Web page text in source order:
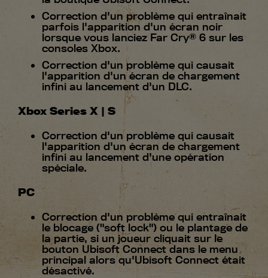
Correction d'un problème qui entraînait
parfois l'apparition d'un écran noir
lorsque vous lanciez Far Cry® 6 sur les
consoles Xbox.
Correction d'un problème qui causait
l'apparition d'un écran de chargement
infini au lancement d'un DLC.
Xbox Series X | S
Correction d'un problème qui causait
l'apparition d'un écran de chargement
infini au lancement d'une opération
spéciale.
PC
Correction d'un problème qui entraînait
le blocage ("soft lock") ou le plantage de
la partie, si un joueur cliquait sur le
bouton Ubisoft Connect dans le menu
principal alors qu'Ubisoft Connect était
désactivé.